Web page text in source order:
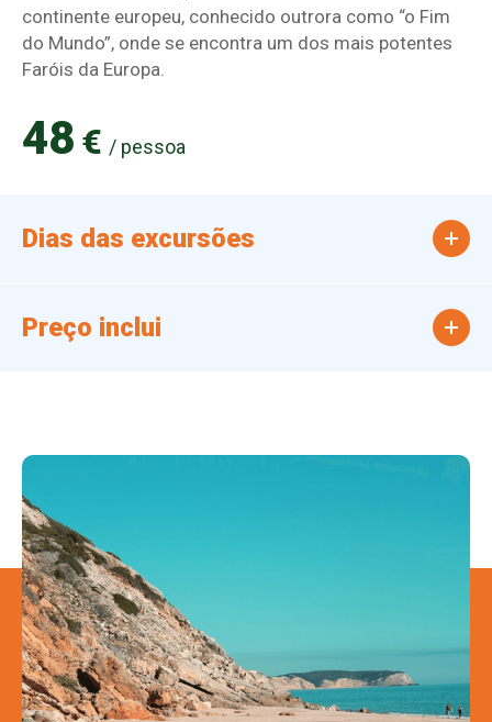
continente europeu, conhecido outrora como “o Fim
do Mundo”, onde se encontra um dos mais potentes
Faróis da Europa.
48 € / pessoa
Dias das excursões
Preço inclui